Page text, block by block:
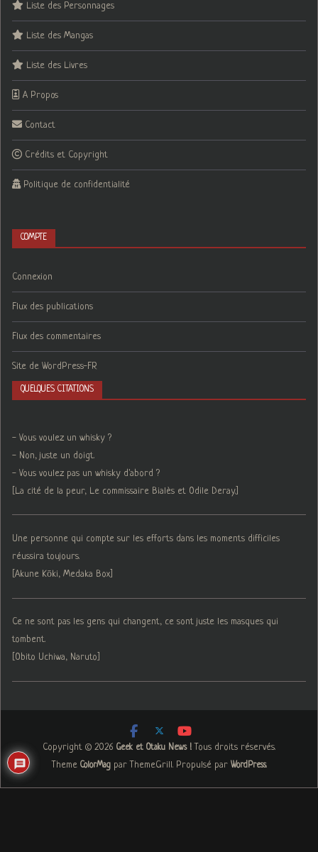
Liste des Personnages
Liste des Mangas
Liste des Livres
A Propos
Contact
Crédits et Copyright
Politique de confidentialité
COMPTE
Connexion
Flux des publications
Flux des commentaires
Site de WordPress-FR
QUELQUES CITATIONS
- Vous voulez un whisky ?
- Non, juste un doigt.
- Vous voulez pas un whisky d'abord ?
[La cité de la peur, Le commissaire Bialès et Odile Deray.]
Une personne qui compte sur les efforts dans les moments difficiles
réussira toujours.
[Akune Kōki, Medaka Box]
Ce ne sont pas les gens qui changent, ce sont juste les masques qui
tombent.
[Obito Uchiwa, Naruto]
Copyright © 2026 Geek et Otaku News !. Tous droits réservés.
Theme ColorMagpar ThemeGrill. Propulsé par WordPress.